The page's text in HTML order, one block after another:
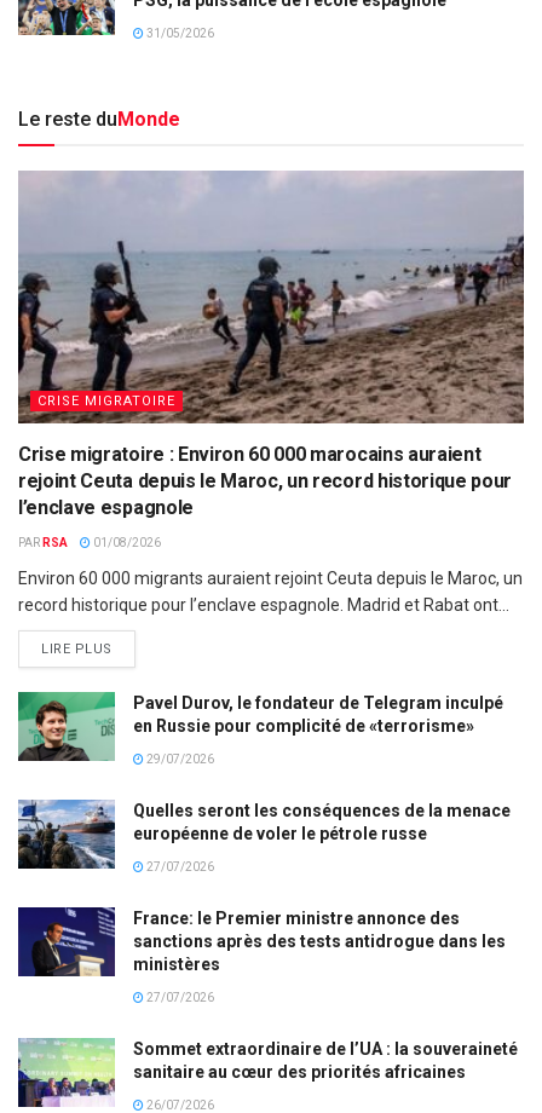
31/05/2026
Le reste duMonde
CRISE MIGRATOIRE
Crise migratoire : Environ 60 000 marocains auraient
rejoint Ceuta depuis le Maroc, un record historique pour
l’enclave espagnole
PAR RSA 01/08/2026
Environ 60 000 migrants auraient rejoint Ceuta depuis le Maroc, un
record historique pour l’enclave espagnole. Madrid et Rabat ont...
LIRE PLUS
Pavel Durov, le fondateur de Telegram inculpé
en Russie pour complicité de «terrorisme»
29/07/2026
Quelles seront les conséquences de la menace
européenne de voler le pétrole russe
27/07/2026
France: le Premier ministre annonce des
sanctions après des tests antidrogue dans les
ministères
27/07/2026
Sommet extraordinaire de l’UA : la souveraineté
sanitaire au cœur des priorités africaines
26/07/2026